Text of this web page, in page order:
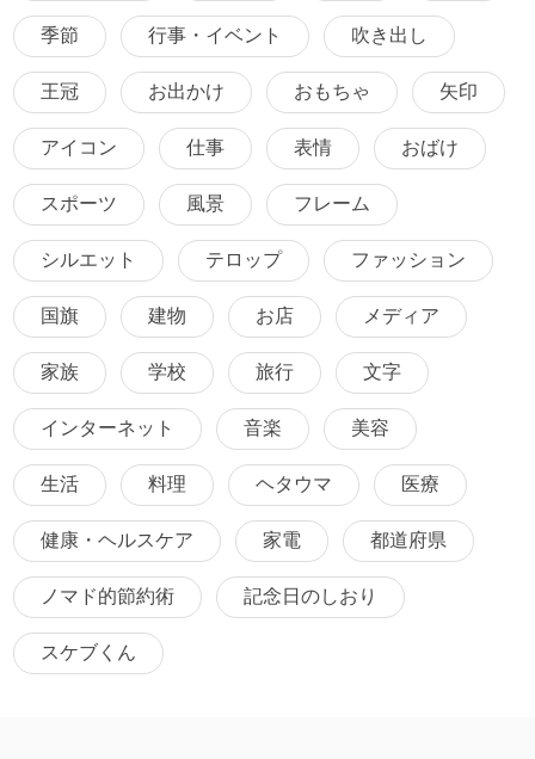
季節 行事・イベント 吹き出し
王冠 お出かけ おもちゃ 矢印
アイコン 仕事 表情 おばけ
スポーツ 風景 フレーム
シルエット テロップ ファッション
国旗 建物 お店 メディア
家族 学校 旅行 文字
インターネット 音楽 美容
生活 料理 ヘタウマ 医療
健康・ヘルスケア 家電 都道府県
ノマド的節約術 記念日のしおり
スケブくん